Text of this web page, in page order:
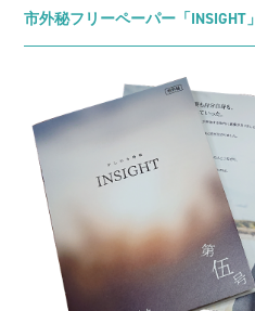
市外秘フリーペーパー「INSIGHT」